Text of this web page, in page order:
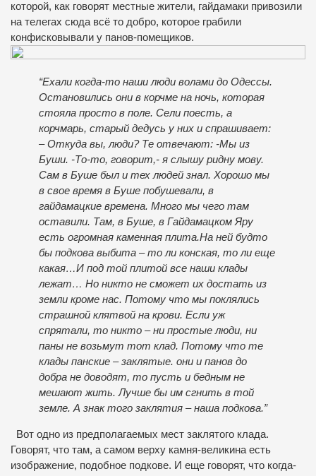
которой, как говорят местные жители, гайдамаки привозили
на телегах сюда всё то добро, которое грабили
конфисковывали у панов-помещиков.
“Ехали когда-то наши люди волами до Одессы.
Остановились они в корчме на ночь, которая
стояла просто в поле. Сели поесть, а
корчмарь, старый дедусь у них и спрашивает:
– Откуда вы, люди? Те отвечают: -Мы из
Буши. -То-то, говорит,- я слышу ридну мову.
Сам в Буше был и тех людей знал. Хорошо мы
в свое время в Буше побушевали, в
гайдамацкие времена. Много мы чего там
оставили. Там, в Буше, в Гайдамацком Яру
есть огромная каменная плита.На ней будто
бы подкова выбита – то ли конская, то ли еще
какая…И под той плитой все наши клады
лежат… Но никто не сможет их достать из
земли кроме нас. Потому что мы поклялись
страшной клятвой на крови. Если уж
спрятали, то никто – ни простые люди, ни
паны не возьмут тот клад. Потому что те
клады панские – заклятые. они и панов до
добра не доводят, то пусть и бедным не
мешают жить. Лучше бы им сгнить в той
земле. А знак того заклятия – наша подкова.”
Вот одно из предполагаемых мест заклятого клада.
Говорят, что там, а самом верху камня-великина есть
изображение, подобное подкове. И еще говорят, что когда-